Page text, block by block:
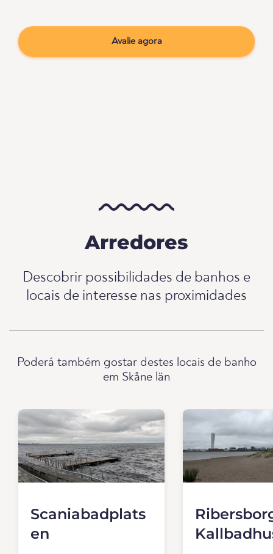
Avalie agora
Arredores
Descobrir possibilidades de banhos e
locais de interesse nas proximidades
Poderá também gostar destes locais de banho
em Skåne län
Scaniabadplats
en